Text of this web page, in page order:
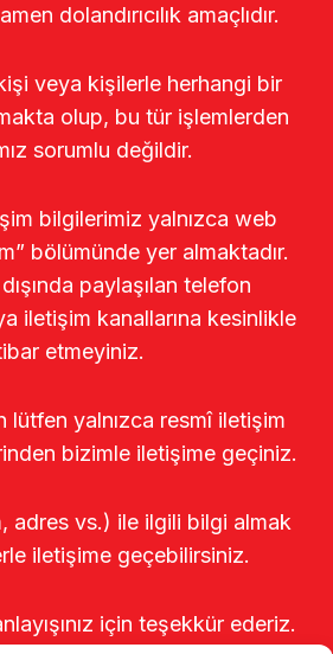
dolandırıcılık amaçlıdır.
kişi veya kişilerle herhangi bir
olup, bu tür işlemlerden
sorumlu değildir.
bilgilerimiz yalnızca web
bölümünde yer almaktadır.
paylaşılan telefon
iletişim kanallarına kesinlikle
etmeyiniz.
lütfen yalnızca resmî iletişim
bizimle iletişime geçiniz.
adres vs.) ile ilgili bilgi almak
iletişime geçebilirsiniz.
için teşekkür ederiz.